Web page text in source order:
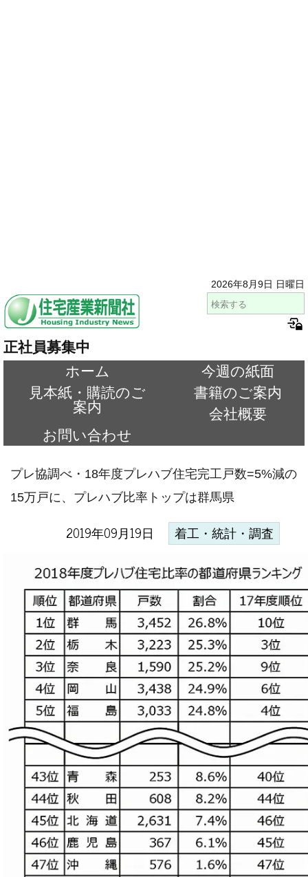
2026年8月9日 日曜日
正社員募集中
ホーム
今週の紙面
見本紙・購読のご
案内
書籍のご案内
会社概要
お問い合わせ
プレ協調べ・18年度プレハブ住宅完工戸数=5%減の
15万戸に、プレハブ比率トップは群馬県
2019年09月19日 着工・統計・調査